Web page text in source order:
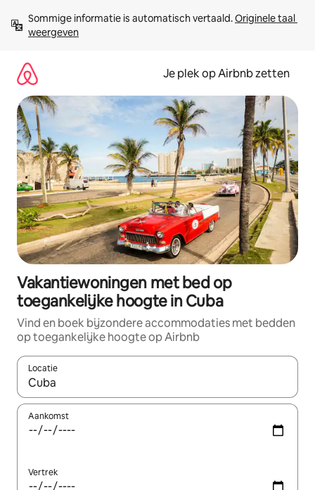
direct
naar
Sommige informatie is automatisch vertaald. Originele taal
weergeven
Je plek op Airbnb zetten
Vakantiewoningen met bed op
toegankelijke hoogte in Cuba
Vind en boek bijzondere accommodaties met bedden
op toegankelijke hoogte op Airbnb
Locatie
Wanneer er resultaten beschikbaar zijn, maak je een keuze
Aankomst
Vertrek